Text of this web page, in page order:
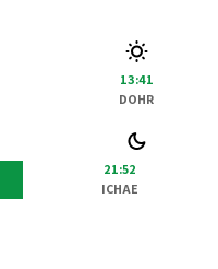
13:41
DOHR
21:52
ICHAE